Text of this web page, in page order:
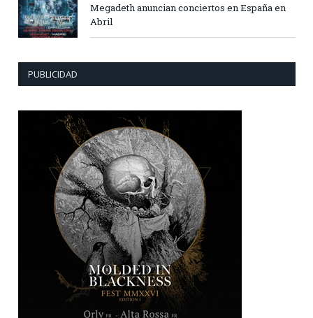
Megadeth anuncian conciertos en España en
Abril
PUBLICIDAD